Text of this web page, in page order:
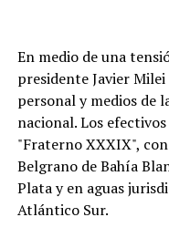
En medio de una
presidente Javier
personal y medios de
nacional. Los
"Fraterno XXXIX",
Belgrano de Bahía
Plata y en aguas
Atlántico Sur.